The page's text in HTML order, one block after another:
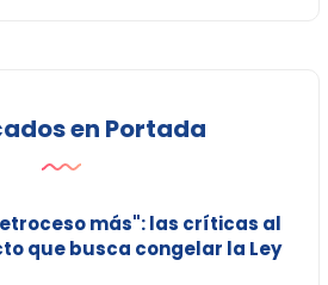
en Portada
más": las críticas al
que busca congelar la Ley